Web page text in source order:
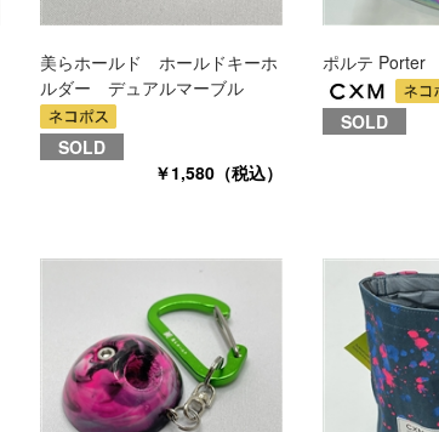
美らホールド ホールドキーホ
ルダー デュアルマーブル
SOLD
￥1,580（税込）
ポルテ Porter
SOLD